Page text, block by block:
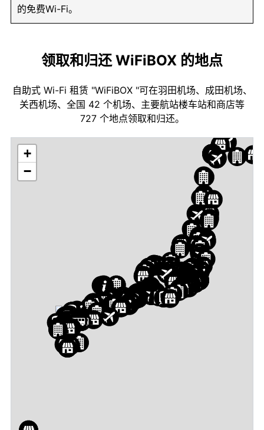
的免费Wi-Fi。
领取和归还 WiFiBOX 的地点
自助式 Wi-Fi 租赁 "WiFiBOX "可在羽田机场、成田机场、
关西机场、全国 42 个机场、主要航站楼车站和商店等
727 个地点领取和归还。
+
−